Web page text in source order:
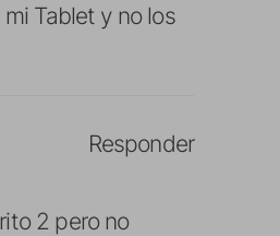
Tablet y no los
2 pero no
Responder